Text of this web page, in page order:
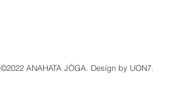
©2022 ANAHATA JÓGA. Design by UON7.